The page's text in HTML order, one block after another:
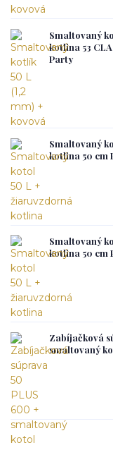
Smaltovaný
kotlina 53
Party
Smaltovaný
kotlina 50 cm
Smaltovaný
kotlina 50 cm
Zabíjačková
smaltovaný